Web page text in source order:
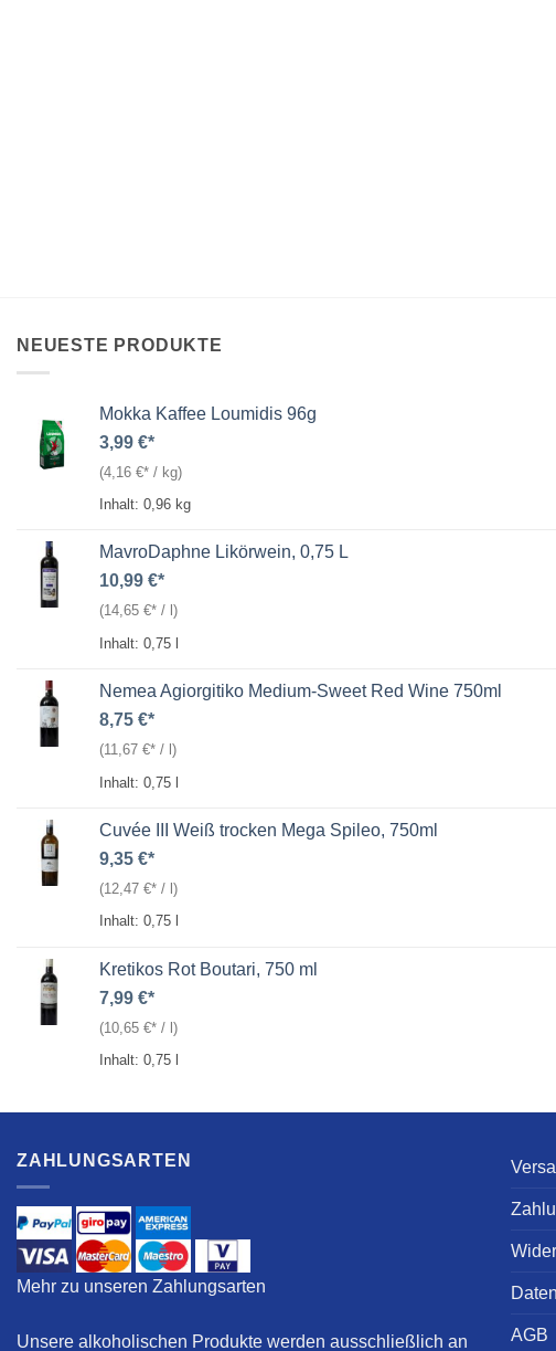
NEUESTE PRODUKTE
Mokka Kaffee Loumidis 96g
3,99 €
(4,16 € / kg)
Inhalt: 0,96 kg
MavroDaphne Likörwein, 0,75 L
10,99 €
(14,65 € / )
Inhalt: 0,75
Nemea Agiorgitiko Medium-Sweet Red Wine 750ml
8,75 €
(11,67 € / )
Inhalt: 0,75 l
Cuvée III Weiß trocken Mega Spileo, 750ml
9,35 €
(12,47 € / )
Inhalt: 0,75
Kretikos Rot Boutari, 750 ml
7,99 €
(10,65 € / l)
Inhalt: 0,75
ZAHLUNGSARTEN
Mehr zu unseren Zahlungsarten
Unsere alkoholischen Produkte werden ausschließlich an AGB